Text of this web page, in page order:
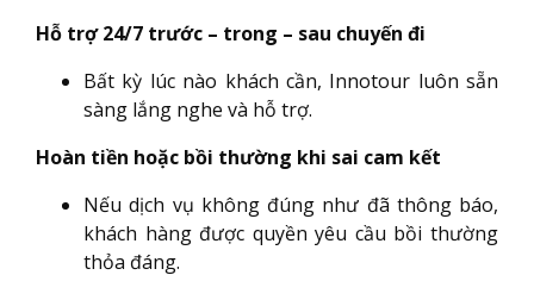
Hỗ trợ 24/7 trước – trong – sau chuyến đi
Bất kỳ lúc nào khách cần, Innotour luôn sẵn
sàng lắng nghe và hỗ trợ.
Hoàn tiền hoặc bồi thường khi sai cam kết
Nếu dịch vụ không đúng như đã thông báo,
khách hàng được quyền yêu cầu bồi thường
thỏa đáng.